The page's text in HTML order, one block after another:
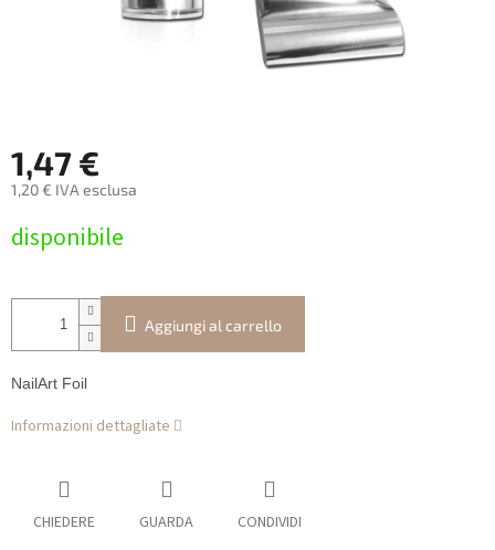
1,47 €
1,20 € IVA esclusa
della
disponibile
Aggiungi al carrello
NailArt Foil
Informazioni dettagliate
CHIEDERE GUARDA CONDIVIDI